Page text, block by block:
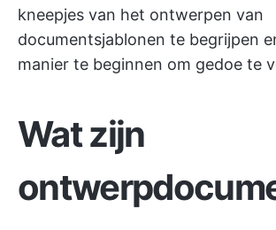
kneepjes van het ontwerpen van
documentsjablonen te begrijpen
manier te beginnen om gedoe te
Wat zijn